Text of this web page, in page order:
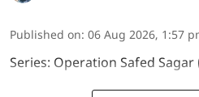
Published on: 06 Aug 2026, 1:57
Series: Operation Safed